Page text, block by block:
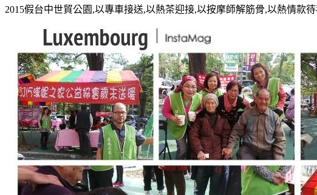
2015假台中世貿公園,以專車接送,以熱茶迎接,以按摩師解筋骨,以熱情款